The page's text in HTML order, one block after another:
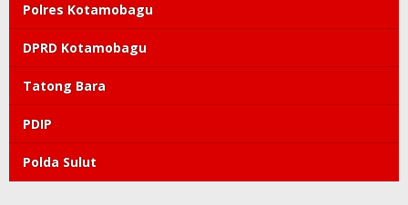
Polres Kotamobagu
DPRD Kotamobagu
Tatong Bara
PDIP
Polda Sulut